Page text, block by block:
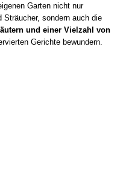
Garten nicht nur
Sträucher, sondern auch die
und einer Vielzahl von
Gerichte bewundern.